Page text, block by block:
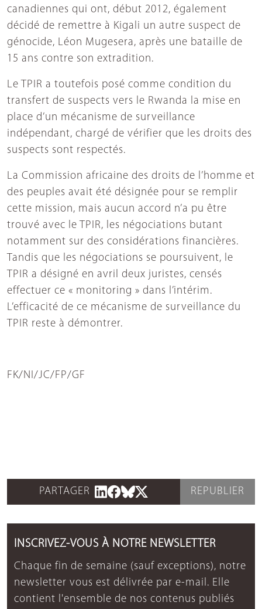
canadiennes qui ont, début 2012, également
décidé de remettre à Kigali un autre suspect de
génocide, Léon Mugesera, après une bataille de
15 ans contre son extradition.
Le TPIR a toutefois posé comme condition du
transfert de suspects vers le Rwanda la mise en
place d’un mécanisme de surveillance
indépendant, chargé de vérifier que les droits des
suspects sont respectés.
La Commission africaine des droits de l’homme et
des peuples avait été désignée pour se remplir
cette mission, mais aucun accord n’a pu être
trouvé avec le TPIR, les négociations butant
notamment sur des considérations financières.
Tandis que les négociations se poursuivent, le
TPIR a désigné en avril deux juristes, censés
effectuer ce « monitoring » dans l’intérim.
L’efficacité de ce mécanisme de surveillance du
TPIR reste à démontrer.
FK/NI/JC/FP/GF
PARTAGER REPUBLIER
INSCRIVEZ-VOUS À NOTRE NEWSLETTER
Chaque fin de semaine (sauf exceptions), notre
newsletter vous est délivrée par e-mail. Elle
contient l'ensemble de nos contenus publiés